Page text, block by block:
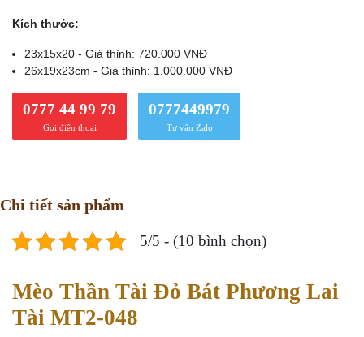
Kích thước:
23x15x20 - Giá thỉnh: 720.000 VNĐ
26x19x23cm - Giá thỉnh: 1.000.000 VNĐ
0777 44 99 79
Gọi điện thoại
0777449979
Tư vấn Zalo
Chi tiết sản phẩm
5/5 - (10 bình chọn)
Mèo Thần Tài Đỏ Bát Phương Lai
Tài MT2-048